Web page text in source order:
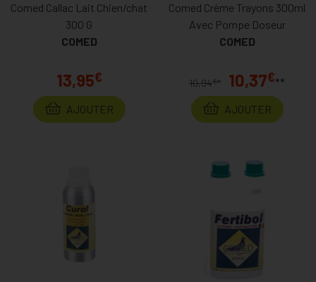
Comed Callac Lait Chien/chat
300 G
COMED
13,95€
AJOUTER
Comed Crème Trayons 300ml
Avec Pompe Doseur
COMED
10,94€* 10,37€**
AJOUTER